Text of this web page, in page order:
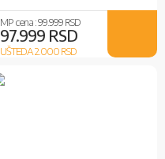
MP cena :99.999 RSD
97.999 RSD
UŠTEDA 2.000RSD